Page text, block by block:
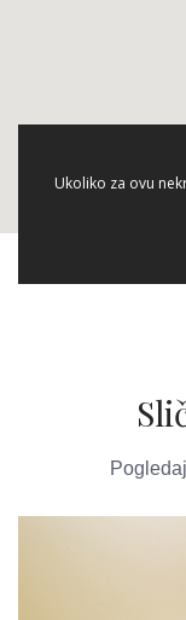
Ukoliko za ovu